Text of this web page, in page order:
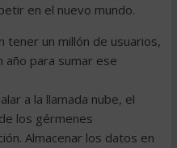
en el nuevo mundo.
un millón de usuarios,
año para sumar ese
a la llamada nube, el
los gérmenes
Almacenar los datos en